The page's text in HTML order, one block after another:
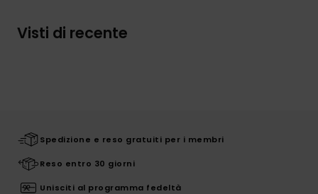
Visti di recente
Spedizione e reso gratuiti per i membri
Reso entro 30 giorni
Unisciti al programma fedeltà